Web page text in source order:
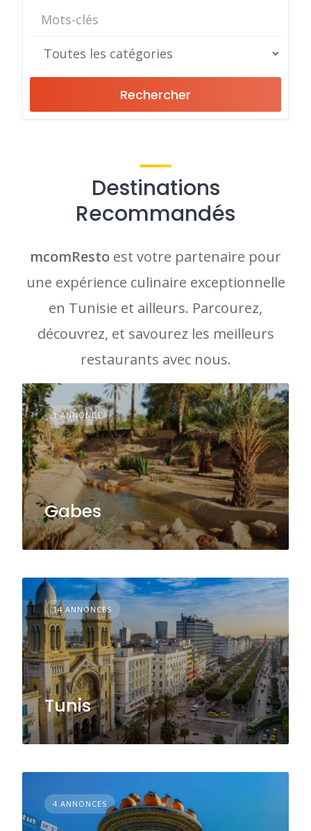
Rechercher
Destinations
Recommandés
mcomResto est votre partenaire pour
une expérience culinaire exceptionnelle
en Tunisie et ailleurs. Parcourez,
découvrez, et savourez les meilleurs
restaurants avec nous.
1 ANNONCE
Gabes
14 ANNONCES
Tunis
4 ANNONCES